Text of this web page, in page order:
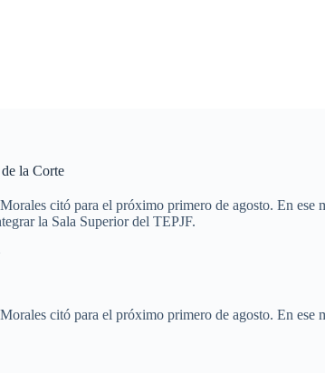
la Corte
citó para el próximo primero de agosto. En ese
la Sala Superior del TEPJF.
citó para el próximo primero de agosto. En ese